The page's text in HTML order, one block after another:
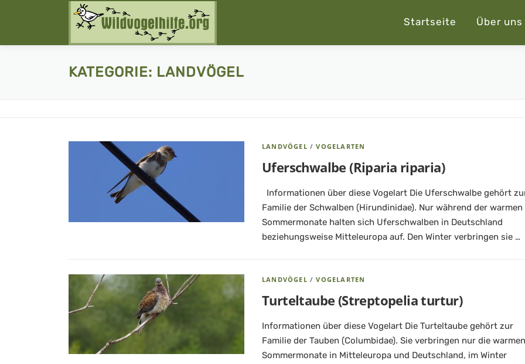
Startseite Über uns
KATEGORIE: LANDVÖGEL
LANDVÖGEL /VOGELARTEN
Uferschwalbe (Riparia riparia)
Informationen über diese Vogelart Die Uferschwalbe gehört
Familie der Schwalben (Hirundinidae). Nur während der warmen
Sommermonate halten sich Uferschwalben in Deutschland
beziehungsweise Mitteleuropa auf. Den Winter verbringen sie …
LANDVÖGEL /VOGELARTEN
Turteltaube (Streptopelia turtur)
Informationen über diese Vogelart Die Turteltaube gehört zur
Familie der Tauben (Columbidae). Sie verbringen nur die warmen
Sommermonate in Mitteleuropa und Deutschland, im Winter